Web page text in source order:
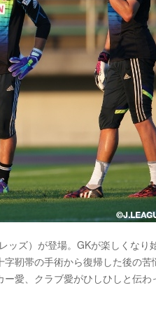
ズ）が登場。GKが楽しくなり
靭帯の手術から復帰した後の
愛、クラブ愛がひしひしと伝わ